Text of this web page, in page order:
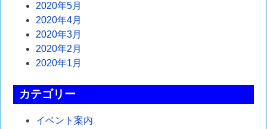
2020年5月
2020年4月
2020年3月
2020年2月
2020年1月
カテゴリー
イベント案内